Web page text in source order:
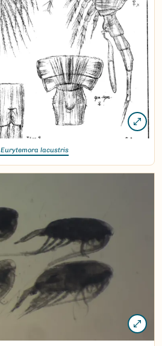
Eurytemora lacustris